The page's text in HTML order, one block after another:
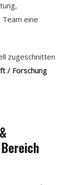
eine
zugeschnitten
/ Forschung